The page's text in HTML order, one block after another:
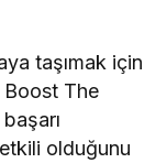
taşımak için
Boost The
olduğunu